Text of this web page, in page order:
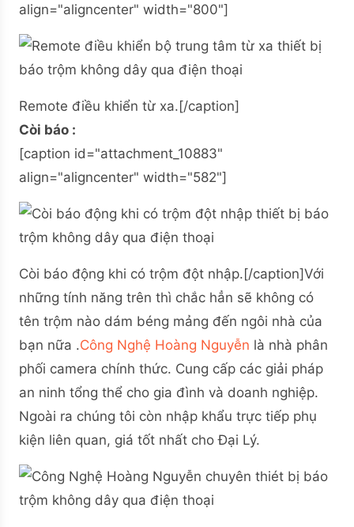
align="aligncenter" width="800"]
Remote điều khiển từ xa.[/caption]
Còi báo :
[caption id="attachment_10883"
align="aligncenter" width="582"]
Còi báo động khi có trộm đột nhập.[/caption]Với
những tính năng trên thì chắc hẳn sẽ không có
tên trộm nào dám béng mảng đến ngôi nhà của
bạn nữa .Công Nghệ Hoàng Nguyễn là nhà phân
phối camera chính thức. Cung cấp các giải pháp
an ninh tổng thể cho gia đình và doanh nghiệp.
Ngoài ra chúng tôi còn nhập khẩu trực tiếp phụ
kiện liên quan, giá tốt nhất cho Đại Lý.